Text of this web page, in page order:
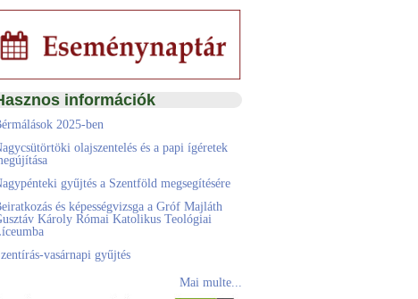
információk
2025-ben
olajszentelés és a papi ígéretek
gyűjtés a Szentföld megsegítésére
és képességvizsga a Gróf Majláth
Károly Római Katolikus Teológiai
vasárnapi gyűjtés
Mai multe...